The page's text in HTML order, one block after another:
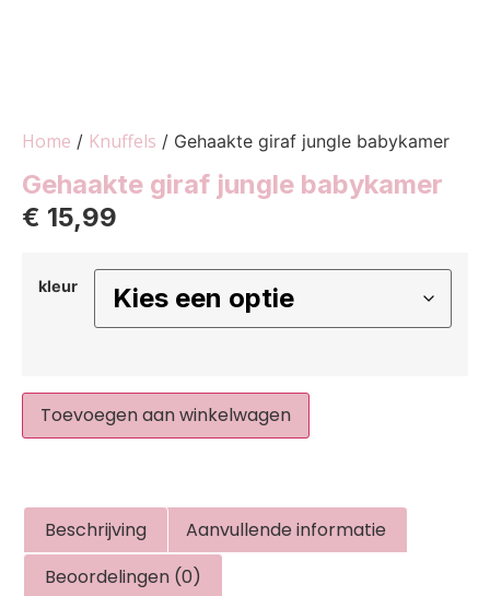
Home / Knuffels / Gehaakte giraf jungle babykamer
Gehaakte giraf jungle babykamer
€ 15,99
kleur
Toevoegen aan winkelwagen
Beschrijving
Aanvullende informatie
Beoordelingen (0)